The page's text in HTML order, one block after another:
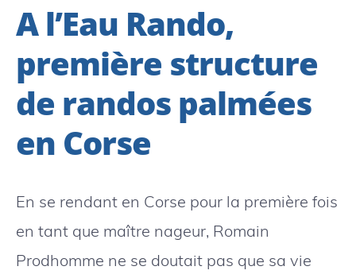
A l’Eau Rando,
première structure
de randos palmées
en Corse
En se rendant en Corse pour la première fois
en tant que maître nageur, Romain
Prodhomme ne se doutait pas que sa vie